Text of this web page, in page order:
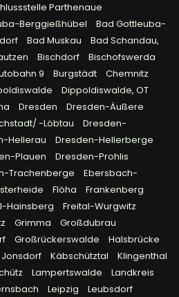
Parthenaue
Berggießhübel
Bad Gottleuba-
Bad Muskau
Bad Schandau,
Bischdorf
Bischofswerda
9 Burgstädt
Chemnitz
Dippoldiswalde, OT
Dresden
Dresden-Äußere
-Löbtau
Dresden-
Hellerau
Dresden-Hellerberge
Plauen
Dresden-Prohlis
Trachenberge
Ebersbach-
Flöha
Frankenberg
Hainsberg
Freital-Wurgwitz
Grimma
Großdubrau
Großrückerswalde
Halsbrücke
Jonsdorf Käbschütztal
Klingenthal
Lampertswalde
Landkreis
Leipzig
Leubsdorf